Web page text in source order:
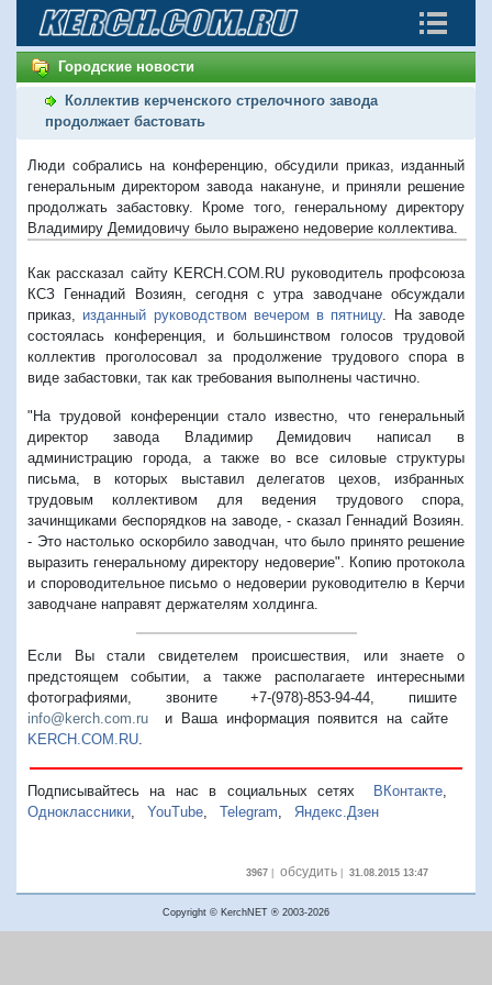
Городские новости
Коллектив керченского стрелочного завода
продолжает бастовать
Люди собрались на конференцию, обсудили приказ, изданный
генеральным директором завода накануне, и приняли решение
продолжать забастовку. Кроме того, генеральному директору
Владимиру Демидовичу было выражено недоверие коллектива.
Как рассказал сайту KERCH.COM.RU руководитель профсоюза
КСЗ Геннадий Возиян, сегодня с утра заводчане обсуждали
приказ, изданный руководством вечером в пятницу. На заводе
состоялась конференция, и большинством голосов трудовой
коллектив проголосовал за продолжение трудового спора в
виде забастовки, так как требования выполнены частично.
"На трудовой конференции стало известно, что генеральный
директор завода Владимир Демидович написал в
администрацию города, а также во все силовые структуры
письма, в которых выставил делегатов цехов, избранных
трудовым коллективом для ведения трудового спора,
зачинщиками беспорядков на заводе, - сказал Геннадий Возиян.
- Это настолько оскорбило заводчан, что было принято решение
выразить генеральному директору недоверие". Копию протокола
и спороводительное письмо о недоверии руководителю в Керчи
заводчане направят держателям холдинга.
Если Вы стали свидетелем происшествия, или знаете о
предстоящем событии, а также располагаете интересными
фотографиями, звоните +7-(978)-853-94-44, пишите
info@kerch.com.ru и Ваша информация появится на сайте
KERCH.COM.RU
Подписывайтесь на нас в социальных сетях ВКонтакте,
Одноклассники
YouTube Telegram Яндекс.Дзен
3967| обсудить| 31.08.2015 13:47
Copyright © KerchNET ® 2003-2026